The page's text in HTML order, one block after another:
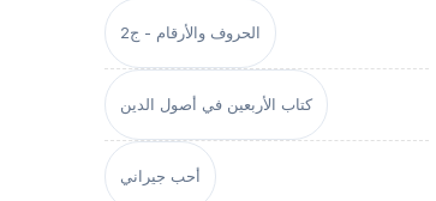
الحروف والأرقام - ج2
كتاب الأربعين في أصول الدين
أحب جيراني